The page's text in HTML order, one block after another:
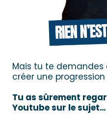
Mais tu te
créer une
Tu as sûrement
Youtube sur le sujet…